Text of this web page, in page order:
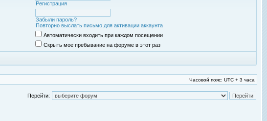
Регистрация
Забыли пароль?
Повторно выслать письмо для активации аккаунта
Автоматически входить при каждом посещении
Скрыть мое пребывание на форуме в этот раз
Часовой пояс: UTC + 3 часа
Перейти: